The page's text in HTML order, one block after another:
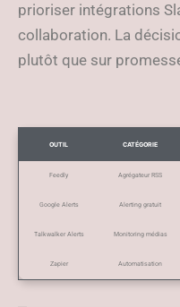
prioriser intégrations
collaboration. La
plutôt que sur
OUTIL CATÉGORIE
Feedly Agrégateur RSS
Google Alerts Alerting gratuit
Talkwalker Alerts Monitoring médias
Zapier Automatisation